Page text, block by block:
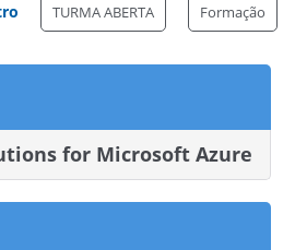
TURMA ABERTA Formação
for Microsoft Azure